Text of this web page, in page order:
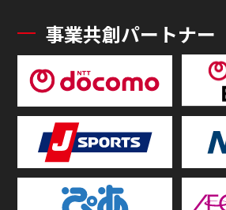
事業共創パートナー